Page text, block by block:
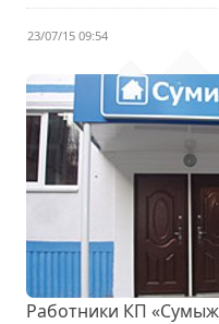
23/07/15 09:54
Работники КП